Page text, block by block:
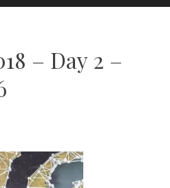
– Day 2 –